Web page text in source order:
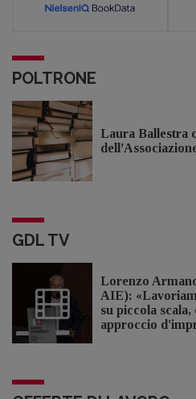
POLTRONE
Laura Ballestra
GDL TV
Lorenzo
AIE):
su piccola
approccio